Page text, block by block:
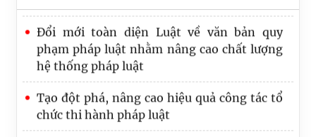
Đổi mới toàn diện Luật về văn bản quy
phạm pháp luật nhằm nâng cao chất lượng
hệ thống pháp luật
Tạo đột phá, nâng cao hiệu quả công tác tổ
chức thi hành pháp luật